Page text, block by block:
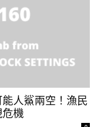
人鯊兩空！漁民
危機